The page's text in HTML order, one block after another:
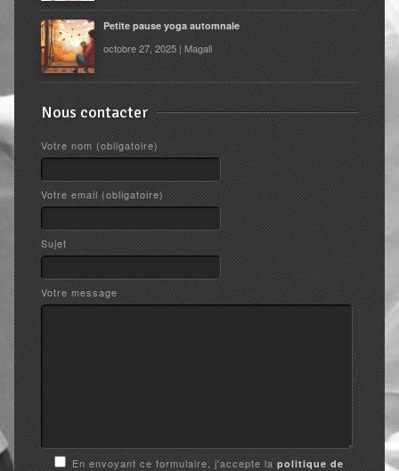
Contact
Petite pause yoga automnale
octobre 27, 2025 | Magali
Nous contacter
Votre nom (obligatoire)
Votre email (obligatoire)
Sujet
Votre message
En envoyant ce formulaire, j'accepte la politique de